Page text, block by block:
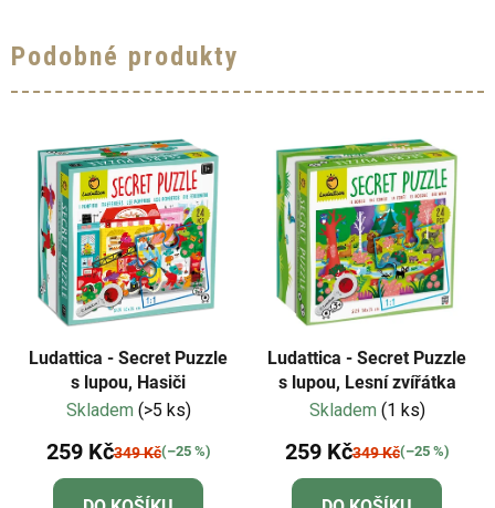
Podobné produkty
Ludattica - Secret Puzzle
s lupou, Hasiči
Skladem (>5 ks)
259 Kč349 Kč(–25 %)
Ludattica - Secret Puzzle
s lupou, Lesní zvířátka
Skladem (1 ks)
259 Kč349 Kč(–25 %)